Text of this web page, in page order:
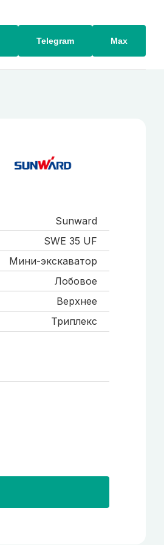
Telegram Max
Sunward
SWE 35 UF
Мини-экскаватор
Лобовое
Верхнее
Триплекс